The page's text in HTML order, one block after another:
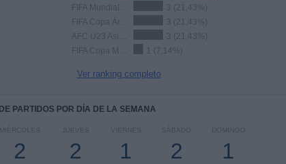
3 (21,43%)
3 (21,43%)
3 (21,43%)
1 (7,14%)
Ver ranking completo
DE PARTIDOS POR DÍA DE LA SEMANA
MIÉRCOLES
2
JUEVES
2
VIERNES
1
SÁBADO
2
DOMINGO
1